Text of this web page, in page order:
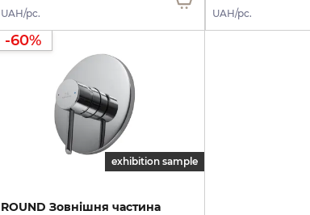
UAH/pc. UAH/pc.
exhibition sample
-60%
ROUND Зовнішня частина